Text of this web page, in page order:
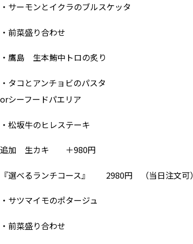
・サーモンとイクラのブルスケッタ
・前菜盛り合わせ
・鷹島 生本鮪中トロの炙り
・タコとアンチョビのパスタ
orシーフードパエリア
・松坂牛のヒレステーキ
追加 生カキ ＋980円
『選べるランチコース』 2980円 （当日注文可）
・サツマイモのポタージュ
・前菜盛り合わせ